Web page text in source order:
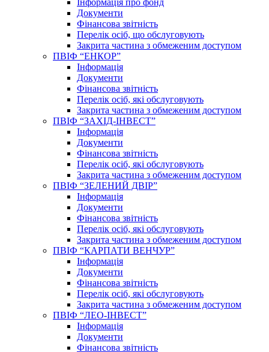
Інформація про фонд
Документи
Фінансова звітність
Перелік осіб, що обслуговують
Закрита частина з обмеженим доступом
ПВІФ “ЕНКОР”
Інформація
Документи
Фінансова звітність
Перелік осіб, які обслуговують
Закрита частина з обмеженим доступом
ПВІФ “ЗАХІД-ІНВЕСТ”
Інформація
Документи
Фінансова звітність
Перелік осіб, які обслуговують
Закрита частина з обмеженим доступом
ПВІФ “ЗЕЛЕНИЙ ДВІР”
Інформація
Документи
Фінансова звітність
Перелік осіб, які обслуговують
Закрита частина з обмеженим доступом
ПВІФ “КАРПАТИ ВЕНЧУР”
Інформація
Документи
Фінансова звітність
Перелік осіб, які обслуговують
Закрита частина з обмеженим доступом
ПВІФ “ЛЕО-ІНВЕСТ”
Інформація
Документи
Фінансова звітність